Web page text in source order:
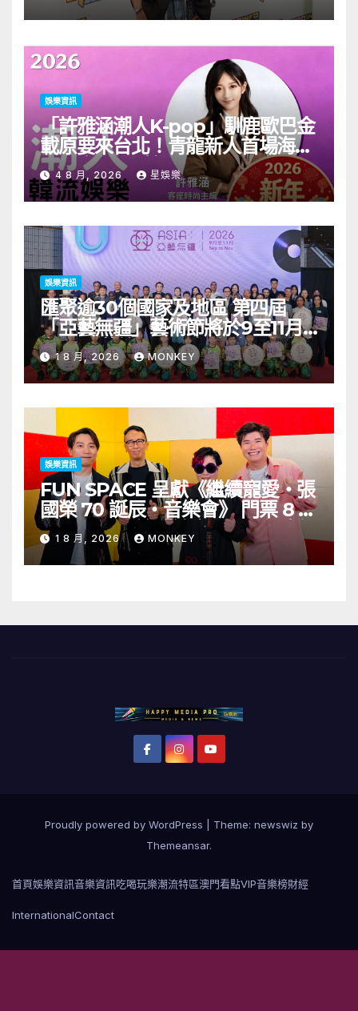
娛樂資訊
「許雅涵潮人K-pop」馴鹿歐巴金
載原要來台北！青龍新人首場海外
見面會8/9開搶
4 8 月, 2026 星娛樂
娛樂資訊
匯聚逾30個國家及地區 第四屆
「亞藝無疆」藝術節將於9至11月
舉行 開幕節目《三角演義》音樂會
演出陣容包括王雙駿夥拍恭碩良 聯
同來自蒙古的Uuhai、韓國的
KARDI和泰國的KIKI震懾舞台
1 8 月, 2026 MONKEY
娛樂資訊
FUN SPACE 呈獻《繼續寵愛・張
國榮 70 誕辰・音樂會》 門票 8 月
1 日至 10 日於「健康．旦」優先訂
購
1 8 月, 2026 MONKEY
Proudly powered by WordPress
Theme: newswiz by
Themeansar.
首頁娛樂資訊音樂資訊吃喝玩樂潮流特區澳門看點VIP音樂榜財經
InternationalContact